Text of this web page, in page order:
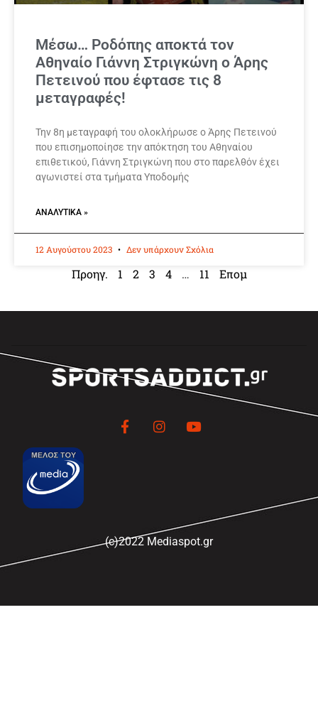
Μέσω… Ροδόπης αποκτά τον
Αθηναίο Γιάννη Στριγκώνη ο Άρης
Πετεινού που έφτασε τις 8
μεταγραφές!
Την 8η μεταγραφή του ολοκλήρωσε ο Άρης Πετεινού
που επισημοποίησε την απόκτηση του Αθηναίου
επιθετικού, Γιάννη Στριγκώνη που στο παρελθόν έχει
αγωνιστεί στα τμήματα Υποδομής
ΑΝΑΛΥΤΙΚΆ »
12 Αυγούστου 2023 Δεν υπάρχουν Σχόλια
Προηγ. 1 2 3 4 … 11 Επομ
(c)2022 Mediaspot.gr